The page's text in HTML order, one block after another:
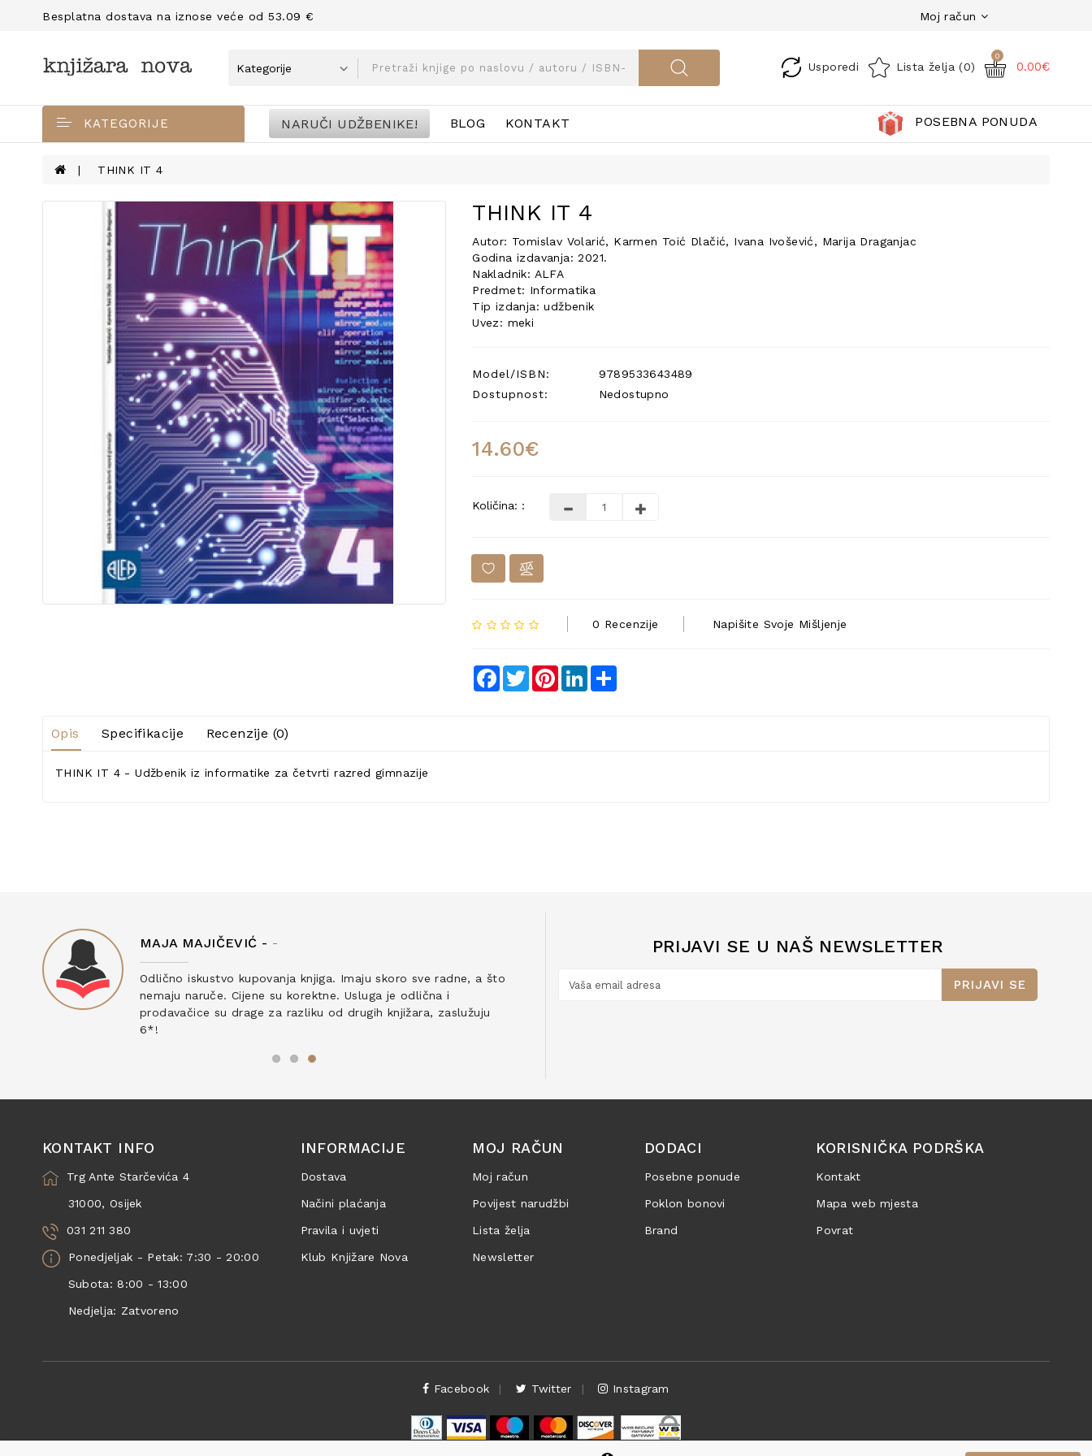
Besplatna dostava na iznose veće od 53.09 € Moj račun
Usporedi Lista želja (0)
0
0.00€
KATEGORIJE NARUČI UDŽBENIKE! BLOG KONTAKT POSEBNA PONUDA
THINK IT 4
THINK IT 4
Autor: Tomislav Volarić, Karmen Toić Dlačić, Ivana Ivošević, Marija Draganjac
Godina izdavanja: 2021.
Nakladnik: ALFA
Predmet: Informatika
Tip izdanja: udžbenik
Uvez: meki
Model/ISBN:
9789533643489
Dostupnost:
Nedostupno
14.60€
Količina: :
0 Recenzije Napišite Svoje Mišljenje
Facebook
TwitterPinterestLinkedIn
Opis Specifikacije Recenzije (0)
THINK IT 4 - Udžbenik iz informatike za četvrti razred gimnazije
MAJA MAJIČEVIĆ - -
Odlično iskustvo kupovanja knjiga. Imaju skoro sve radne, a što
nemaju naruče. Cijene su korektne. Usluga je odlična i
prodavačice su drage za razliku od drugih knjižara, zaslužuju
6*!
PRIJAVI SE U NAŠ NEWSLETTER
PRIJAVI SE
KONTAKT INFO
Trg Ante Starčevića 4
31000, Osijek
031 211 380
Ponedjeljak - Petak: 7:30 - 20:00
Subota: 8:00 - 13:00
Nedjelja: Zatvoreno
INFORMACIJE
Dostava
Načini plaćanja
Pravila i uvjeti
Klub Knjižare Nova
MOJ RAČUN
Moj račun
Povijest narudžbi
Lista želja
Newsletter
DODACI
Posebne ponude
Poklon bonovi
Brand
KORISNIČKA PODRŠKA
Kontakt
Mapa web mjesta
Povrat
Facebook Twitter Instagram